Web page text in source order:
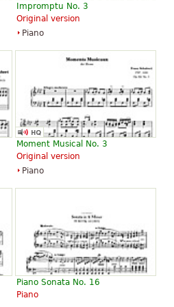
Impromptu No. 3
Original version
Piano
Moment Musical No. 3
Original version
Piano
Piano Sonata No. 16
Piano